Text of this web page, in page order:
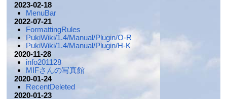
2023-02-18
MenuBar
2022-07-21
FormattingRules
PukiWiki/1.4/Manual/Plugin/O-R
PukiWiki/1.4/Manual/Plugin/H-K
2020-11-28
info201128
MIFさんの写真館
2020-01-24
RecentDeleted
2020-01-23